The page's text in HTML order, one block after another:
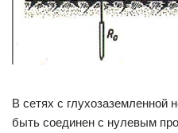
В сетях с глухозаземленной
быть соединен с нулевым